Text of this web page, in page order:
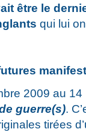
être le
qui lui
2009 au
guerre(s).
tirées